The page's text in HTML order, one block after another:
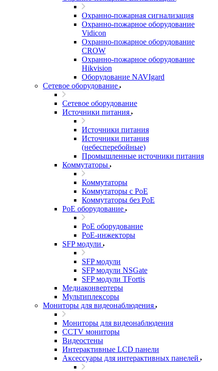
Охранно-пожарная сигнализация
Охранно-пожарное оборудование
Vidicon
Охранно-пожарное оборудование
CROW
Охранно-пожарное оборудование
Hikvision
Оборудование NAVIgard
Сетевое оборудование
Сетевое оборудование
Источники питания
Источники питания
Источники питания
(небесперебойные)
Промышленные источники питания
Коммутаторы
Коммутаторы
Коммутаторы с PoE
Коммутаторы без PoE
PoE оборудование
PoE оборудование
PoE-инжекторы
SFP модули
SFP модули
SFP модули NSGate
SFP модули TFortis
Медиаконвертеры
Мультиплексоры
Мониторы для видеонаблюдения
Мониторы для видеонаблюдения
CCTV мониторы
Видеостены
Интерактивные LCD панели
Аксессуары для интерактивных панелей